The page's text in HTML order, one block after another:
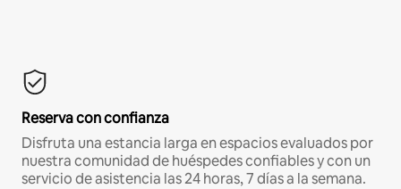
Reserva con confianza
Disfruta una estancia larga en espacios evaluados por
nuestra comunidad de huéspedes confiables y con un
servicio de asistencia las 24 horas, 7 días a la semana.